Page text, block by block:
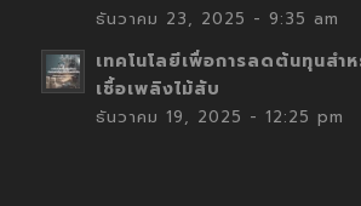
ธันวาคม 23, 2025 - 9:35 am
เทคโนโลยีเพื่อการลดต้นทุนสำ
เชื้อเพลิงไม้สับ
ธันวาคม 19, 2025 - 12:25 pm